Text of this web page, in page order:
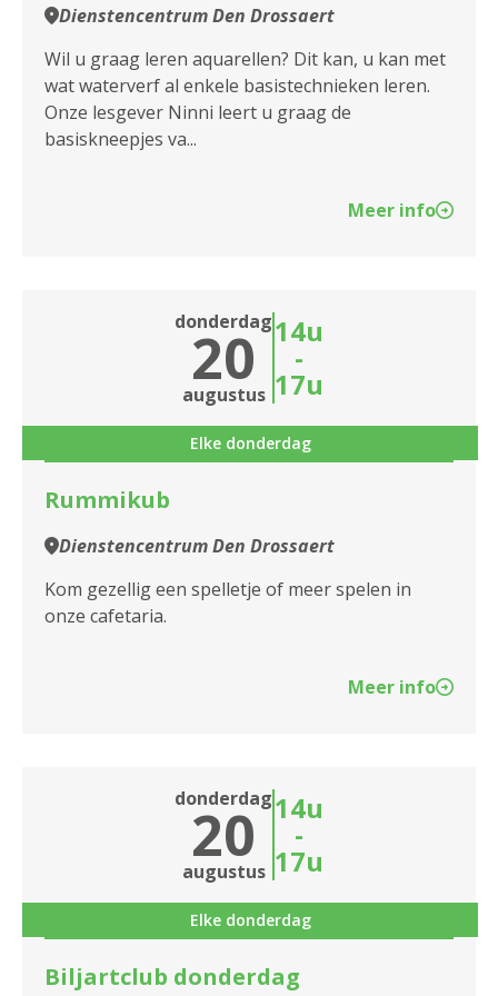
2140 Borgerhout
2170 Merksem
2180 Ekeren
2950 Kapellen
Dienstencentrum Den Drossaert
Wil u graag leren aquarellen? Dit kan, u kan met
wat waterverf al enkele basistechnieken leren.
Onze lesgever Ninni leert u graag de
basiskneepjes va...
Meer info
donderdag
20
augustus
14u
-
17u
Elke donderdag
Rummikub
Dienstencentrum Den Drossaert
Kom gezellig een spelletje of meer spelen in
onze cafetaria.
Meer info
donderdag
20
augustus
14u
-
17u
Elke donderdag
Biljartclub donderdag